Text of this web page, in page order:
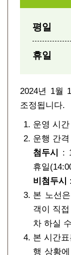
평일
휴일
2024년 1월
조정됩니다.
운영 시
운행 간격
첨두시
:
휴일
비첨두시
본 노선
객이 직
차 하실
본 시간
행 상황